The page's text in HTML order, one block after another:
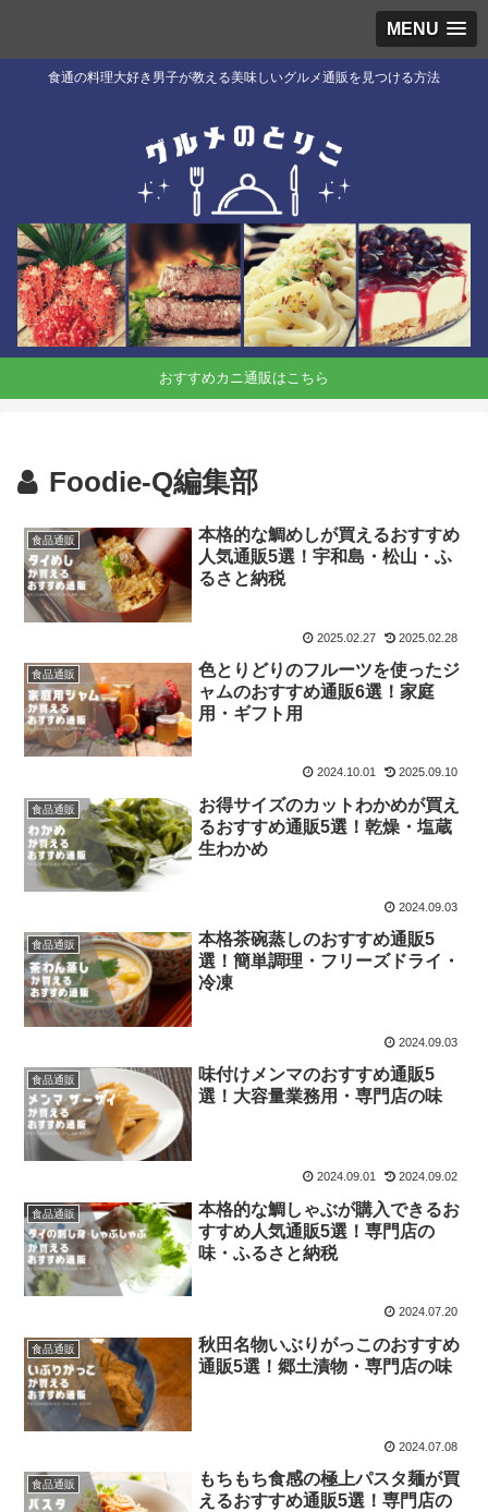
MENU
食通の料理大好き男子が教える美味しいグルメ通販を見つける方法
おすすめカニ通販はこちら
Foodie-Q編集部
食品通販
本格的な鯛めしが買えるおすすめ
人気通販5選！宇和島・松山・ふ
るさと納税
2025.02.27 2025.02.28
食品通販
色とりどりのフルーツを使ったジ
ャムのおすすめ通販6選！家庭
用・ギフト用
2024.10.01 2025.09.10
食品通販
お得サイズのカットわかめが買え
るおすすめ通販5選！乾燥・塩蔵
生わかめ
2024.09.03
食品通販
本格茶碗蒸しのおすすめ通販5
選！簡単調理・フリーズドライ・
冷凍
2024.09.03
食品通販
味付けメンマのおすすめ通販5
選！大容量業務用・専門店の味
2024.09.01 2024.09.02
食品通販
本格的な鯛しゃぶが購入できるお
すすめ人気通販5選！専門店の
味・ふるさと納税
2024.07.20
食品通販
秋田名物いぶりがっこのおすすめ
通販5選！郷土漬物・専門店の味
2024.07.08
食品通販
もちもち食感の極上パスタ麺が買
えるおすすめ通販5選！専門店の